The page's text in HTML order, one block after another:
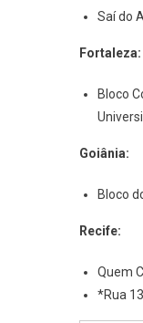
Saí do
Fortaleza:
Bloco
Goiânia:
Bloco
Recife:
Quem
*Rua